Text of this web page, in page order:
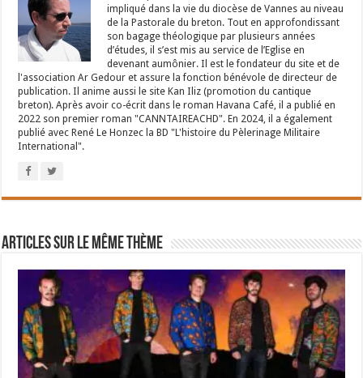
impliqué dans la vie du diocèse de Vannes au niveau
de la Pastorale du breton. Tout en approfondissant
son bagage théologique par plusieurs années
d’études, il s’est mis au service de l’Eglise en
devenant aumônier. Il est le fondateur du site et de
l'association Ar Gedour et assure la fonction bénévole de directeur de
publication. Il anime aussi le site Kan Iliz (promotion du cantique
breton). Après avoir co-écrit dans le roman Havana Café, il a publié en
2022 son premier roman "CANNTAIREACHD". En 2024, il a également
publié avec René Le Honzec la BD "L'histoire du Pèlerinage Militaire
International".
Articles sur le même thème